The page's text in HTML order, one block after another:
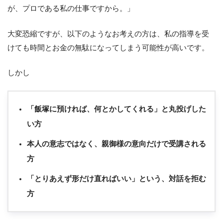
が、プロである私の仕事ですから。」
大変恐縮ですが、以下のようなお考えの方は、私の指導を受
けても時間とお金の無駄になってしまう可能性が高いです。
しかし
「飯塚に預ければ、何とかしてくれる」と丸投げした
い方
本人の意志ではなく、親御様の意向だけで受講される
方
「とりあえず形だけ直ればいい」という、対話を拒む
方